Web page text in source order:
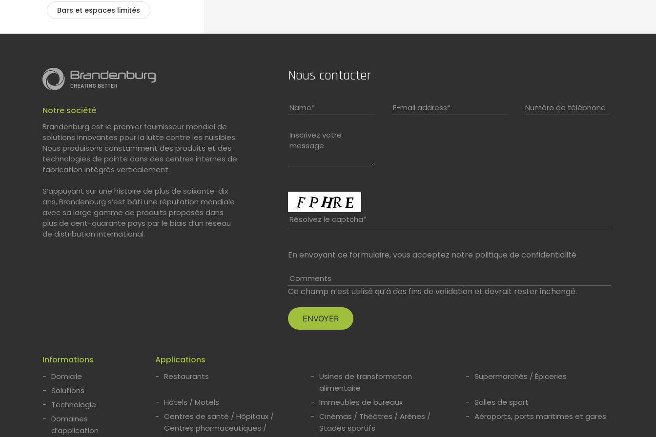
Bars et espaces limités
Notre société
Brandenburg est le premier fournisseur mondial de
solutions innovantes pour la lutte contre les nuisibles.
Nous produisons constamment des produits et des
technologies de pointe dans des centres internes de
fabrication intégrés verticalement.
S’appuyant sur une histoire de plus de soixante-dix
ans, Brandenburg s’est bâti une réputation mondiale
avec sa large gamme de produits proposés dans
plus de cent-quarante pays par le biais d’un réseau
de distribution international.
Nous contacter
Name* E-mail address* Numéro de téléphone
Inscrivez votre
message
Résolvez le captcha*
En envoyant ce formulaire, vous acceptez notre politique de confidentialité
Comments
Ce champ n’est utilisé qu’à des fins de validation et devrait rester inchangé.
Informations
Domicile
Solutions
Technologie
Domaines
d’application
Applications
Restaurants
Usines de transformation
alimentaire
Supermarchés / Épiceries
Hôtels / Motels Immeubles de bureaux
Salles de sport
Centres de santé / Hôpitaux /
Centres pharmaceutiques /
Cinémas / Théâtres / Arènes /
Stades sportifs
Aéroports, ports maritimes et gares